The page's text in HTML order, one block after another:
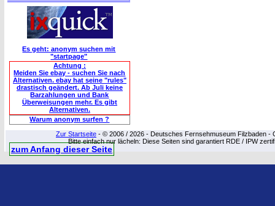
Es geht: anonym suchen mit
"startpage"
Achtung :
Meiden Sie ebay - suchen Sie nach
Alternativen. ebay hat seine "rules"
drastisch geändert. Ab Juli keine
Barzahlungen und Bank
Überweisungen mehr. Es gibt
Alternativen.
Warum anonym surfen ?
Zur Startseite - © 2006 / 2026 - Deutsches Fernsehmuseum Filzbaden -
Bitte einfach nur lächeln: Diese Seiten sind garantiert RDE / IPW
zum Anfang dieser Seite